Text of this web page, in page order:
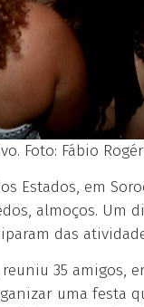
Foto: Fábio
Estados, em
almoços. Um
das
35 amigos,
uma festa